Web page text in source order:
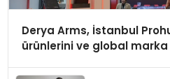
Derya Arms, İstanbul
ürünlerini ve global